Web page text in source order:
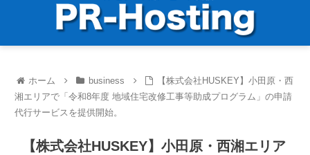
ホーム business
【株式会社HUSKEY】小田原・西
湘エリアで「令和8年度 地域住宅改修工事等助成プログラム」の申請
代行サービスを提供開始。
【株式会社HUSKEY】小田原・西湘エリア